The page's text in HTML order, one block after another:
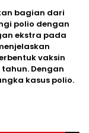
bagian dari
polio dengan
ekstra pada
vaksin
Dengan
kasus polio.